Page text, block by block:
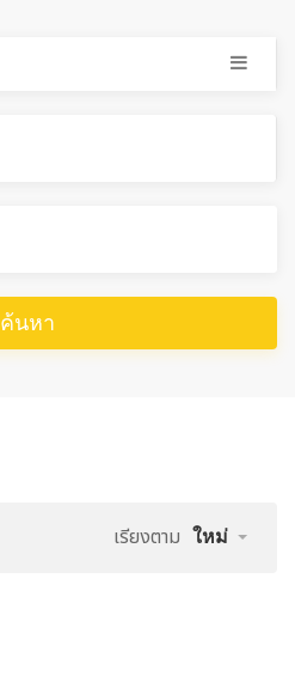
ค้นหา
เรียงตาม ใหม่